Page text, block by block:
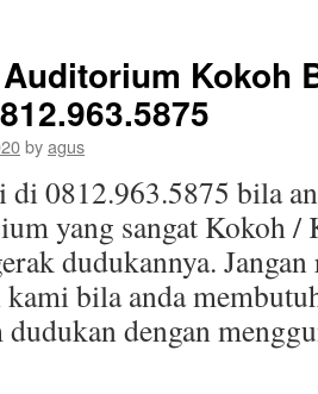
Kokoh
byagus
0812.963.5875 bila
yang sangat Kokoh /
dudukannya.
bila anda
dudukan dengan